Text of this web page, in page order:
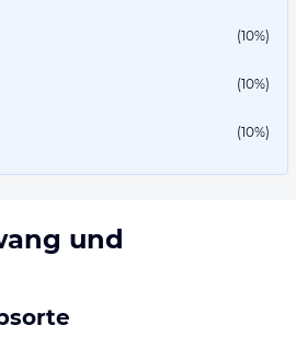
(10%)
(10%)
(10%)
und